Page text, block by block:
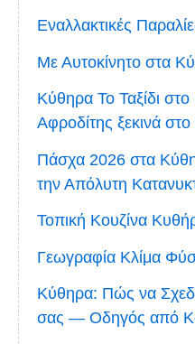
Εναλλακτικές
Με Αυτοκίνητο στα
Κύθηρα Το Ταξίδι
Αφροδίτης ξεκινά
Πάσχα 2026 στα
την Απόλυτη
Τοπική Κουζίνα
Γεωγραφία Κλίμα
Κύθηρα: Πώς να
σας — Οδηγός από